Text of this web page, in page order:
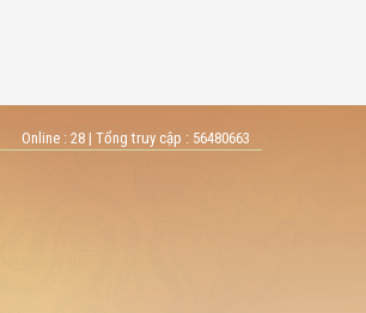
Online : 28 | Tổng truy cập : 56480663